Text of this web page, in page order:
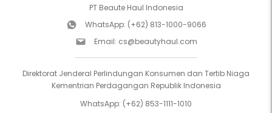
PT Beaute Haul Indonesia
WhatsApp: (+62) 813-1000-9066
Email: cs@beautyhaul.com
Direktorat Jenderal Perlindungan Konsumen dan Tertib Niaga
Kementrian Perdagangan Republik Indonesia
WhatsApp: (+62) 853-1111-1010